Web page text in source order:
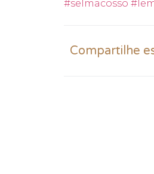
#selmacosso
Compartilhe